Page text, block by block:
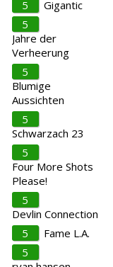
5
Gigantic
5
Jahre der
Verheerung
5
Blumige
Aussichten
5
Schwarzach 23
5
Four More Shots
Please!
5
Devlin Connection
5
Fame L.A.
5